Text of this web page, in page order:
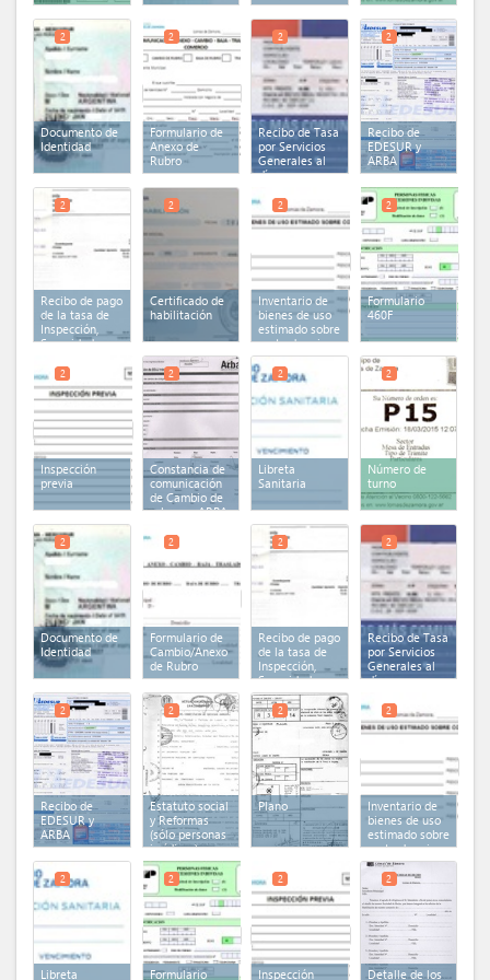
Documento de
Identidad
2
Formulario de
Anexo de
Rubro
2
Recibo de Tasa
por Servicios
Generales al
día
2
Recibo de
EDESUR y
ARBA
2
Recibo de pago
de la tasa de
Inspección,
Seguridad e
2
Certificado de
habilitación
2
Inventario de
bienes de uso
estimado sobre
costo de origen
2
Formulario
460F
2
Inspección
previa
2
Constancia de
comunicación
de Cambio de
rubro en ARBA
2
Libreta
Sanitaria
2
Número de
turno
2
Documento de
Identidad
2
Formulario de
Cambio/Anexo
de Rubro
2
Recibo de pago
de la tasa de
Inspección,
Seguridad e
Higiene
2
Recibo de Tasa
por Servicios
Generales al
día
2
Recibo de
EDESUR y
ARBA
2
Estatuto social
y Reformas
(sólo personas
jurídicas)
2
Plano
2
Inventario de
bienes de uso
estimado sobre
costo de origen
2
Libreta
2
Formulario
2
Inspección
2
Detalle de los
2